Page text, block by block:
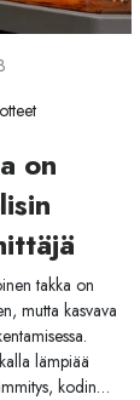
on
takka on
mutta kasvava
lämpiää
kodin…